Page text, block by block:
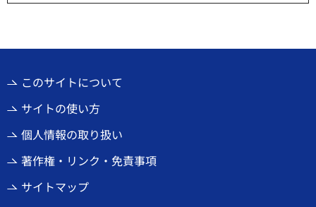
このサイトについて
サイトの使い方
個人情報の取り扱い
著作権・リンク・免責事項
サイトマップ